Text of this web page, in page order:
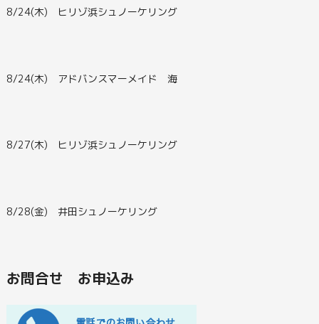
8/24(木) ヒリゾ浜シュノーケリング
8/24(木) アドバンスマーメイド 海
8/27(木) ヒリゾ浜シュノーケリング
8/28(金) 井田シュノーケリング
お問合せ お申込み